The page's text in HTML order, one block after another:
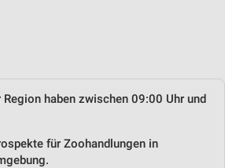
haben zwischen 09:00 Uhr und
für Zoohandlungen in